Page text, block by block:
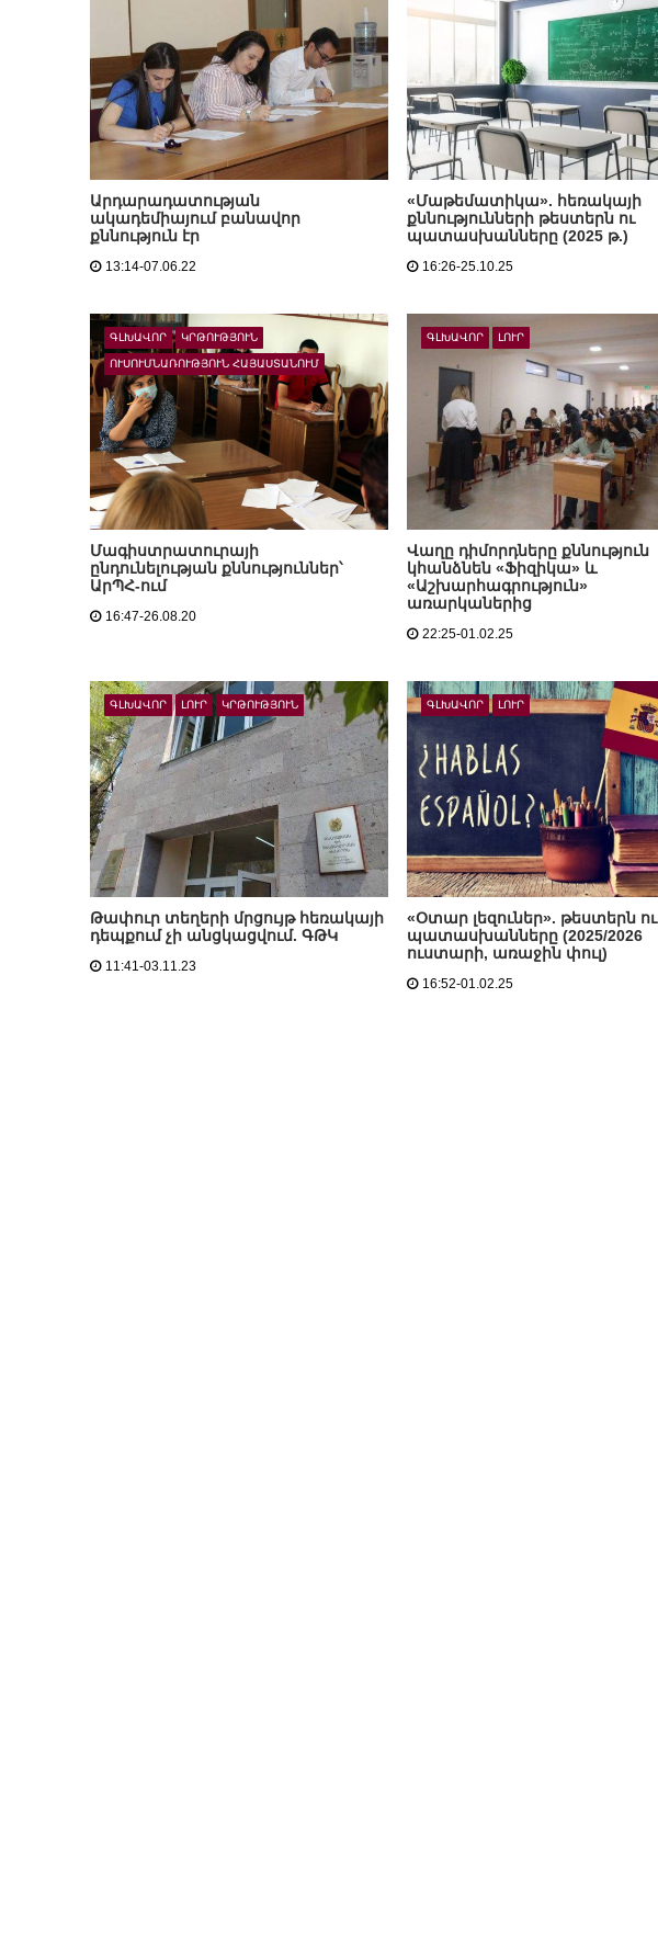
Արդարադատության
ակադեմիայում բանավոր
քննություն էր
13:14-07.06.22
«Մաթեմատիկա». հեռակայի
քննությունների թեստերն ու
պատասխանները (2025 թ.)
16:26-25.10.25
ԳԼԽԱՎՈՐ ԿՐԹՈՒԹՅՈՒՆ
ՈՒՍՈՒՄՆԱՌՈՒԹՅՈՒՆ ՀԱՅԱՍՏԱՆՈՒՄ
Մագիստրատուրայի
ընդունելության քննություններ՝
ԱրՊՀ-ում
16:47-26.08.20
ԳԼԽԱՎՈՐ ԼՈՒՐ
Վաղը դիմորդները քննություն
կհանձնեն «Ֆիզիկա» և
«Աշխարհագրություն»
առարկաներից
22:25-01.02.25
ԳԼԽԱՎՈՐ ԼՈՒՐ ԿՐԹՈՒԹՅՈՒՆ
Թափուր տեղերի մրցույթ հեռակայի
դեպքում չի անցկացվում. ԳԹԿ
11:41-03.11.23
ԳԼԽԱՎՈՐ ԼՈՒՐ
«Օտար լեզուներ». թեստերն ու
պատասխանները (2025/2026
ուստարի, առաջին փուլ)
16:52-01.02.25